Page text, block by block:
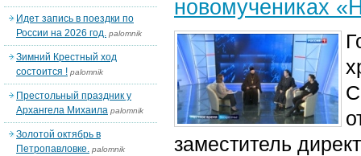
новомучениках
заместитель
Идет запись в поездки по
России на 2026 год. palomnik
Зимний Крестный ход
состоится ! palomnik
Престольный праздник у
Архангела Михаила palomnik
Золотой октябрь в
Петропавловке. palomnik